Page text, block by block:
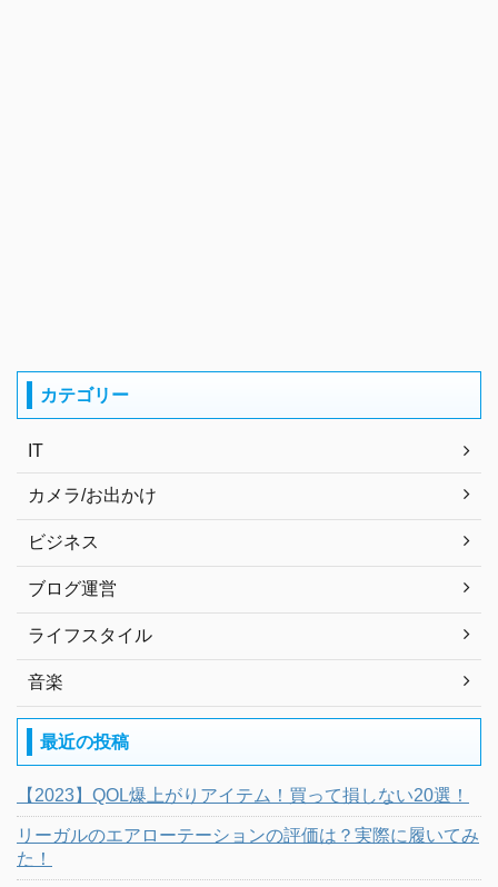
カテゴリー
IT
カメラ/お出かけ
ビジネス
ブログ運営
ライフスタイル
音楽
最近の投稿
【2023】QOL爆上がりアイテム！買って損しない20選！
リーガルのエアローテーションの評価は？実際に履いてみ
た！